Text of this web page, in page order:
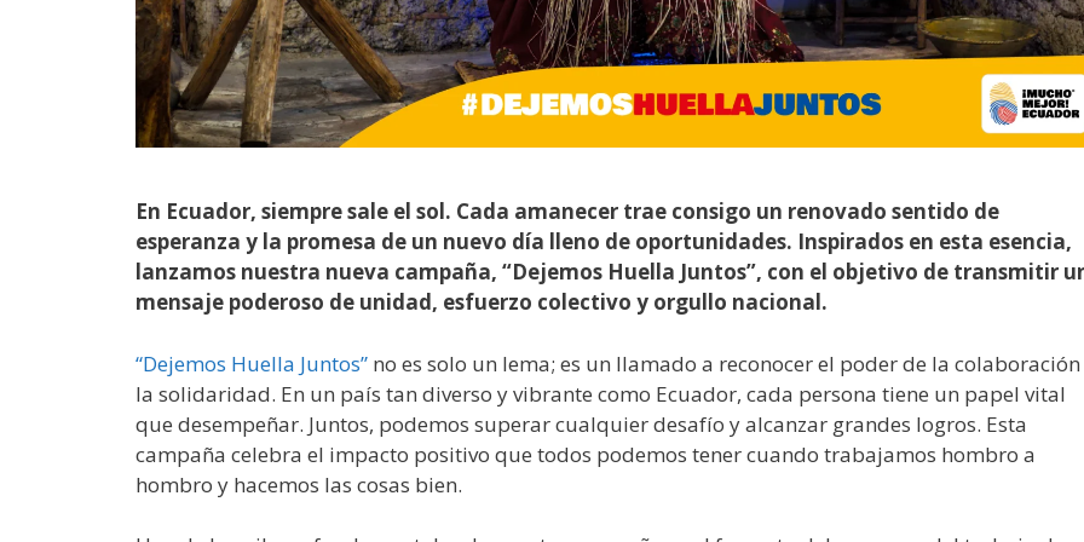
En Ecuador, siempre sale el sol. Cada amanecer trae consigo un renovado sentido de
esperanza y la promesa de un nuevo día lleno de oportunidades. Inspirados en esta esencia,
lanzamos nuestra nueva campaña, “Dejemos Huella Juntos”, con el objetivo de transmitir
mensaje poderoso de unidad, esfuerzo colectivo y orgullo nacional.
“Dejemos Huella Juntos” no es solo un lema; es un llamado a reconocer el poder de la
la solidaridad. En un país tan diverso y vibrante como Ecuador, cada persona tiene un papel vital
que desempeñar. Juntos, podemos superar cualquier desafío y alcanzar grandes logros. Esta
campaña celebra el impacto positivo que todos podemos tener cuando trabajamos hombro a
hombro y hacemos las cosas bien.